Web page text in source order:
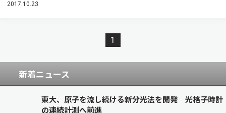
2017.10.23
1
新着ニュース
東大、原子を流し続ける新分光法を開発 光格子時計
の連続計測へ前進